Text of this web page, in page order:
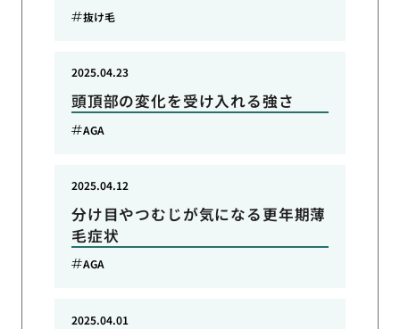
抜け毛
頭頂部の変化を受け入れる強さ
2025.04.23
AGA
分け目やつむじが気になる更年期薄
毛症状
2025.04.12
AGA
2025.04.01